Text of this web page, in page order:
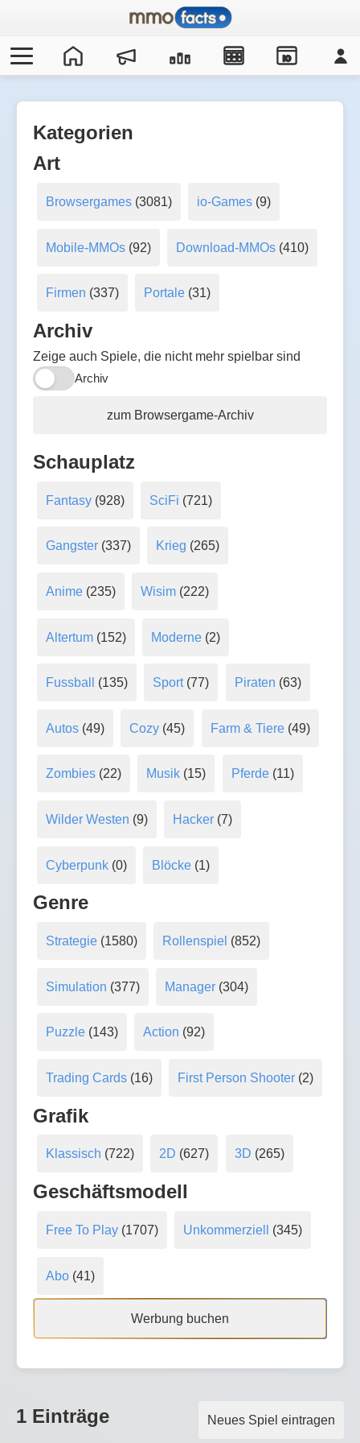
IO
Kategorien
Art
Browsergames(3081) io-Games (9)
Mobile-MMOs(92) Download-MMOs (410)
Firmen (337) Portale (31)
Archiv
Zeige auch Spiele, die nicht mehr spielbar sind
Archiv
zum Browsergame-Archiv
Schauplatz
Fantasy(928) SciFi (721)
Gangster(337) Krieg (265)
Anime(235) Wisim (222)
Altertum(152) Moderne (2)
Fussball (135) Sport(77) Piraten (63)
Autos(49) Cozy (45) Farm & Tiere(49)
Zombies(22) Musik (15) Pferde(11)
Wilder Westen (9) Hacker (7)
Cyberpunk(0) Blöcke (1)
Genre
Strategie(1580) Rollenspiel (852)
Simulation (377) Manager (304)
Puzzle(143) Action (92)
Trading Cards(16) First Person Shooter (2)
Grafik
Klassisch (722) 2D (627) 3D (265)
Geschäftsmodell
Free To Play(1707) Unkommerziell (345)
Abo(41)
Werbung buchen
Neues Spiel eintragen
1 Einträge